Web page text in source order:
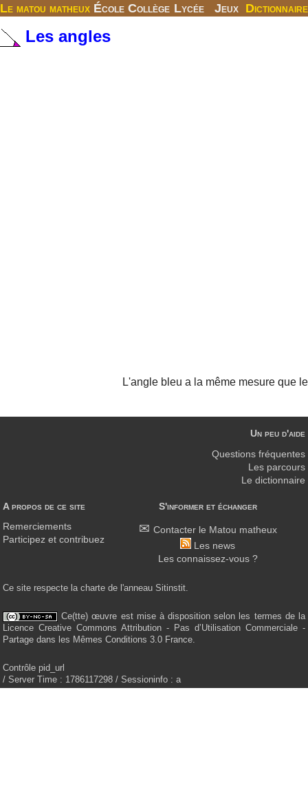
Le matou matheux École Collège Lycée Jeux Dictionnaire
Les angles
L'angle bleu a la même mesure que
A propos de ce site
Remerciements
Participez et contribuez
S'informer et échanger
Contacter le Matou matheux
Les news
Les connaissez-vous ?
Un peu d'aide
Questions fréquentes
Les parcours
Le dictionnaire
Ce site respecte la charte de l'anneau Sitinstit.
Ce(tte) œuvre est mise à disposition selon les termes de la
Licence Creative Commons Attribution - Pas d’Utilisation Commerciale -
Partage dans les Mêmes Conditions 3.0 France.
Contrôle pid_url
/ Server Time : 1786117298 / Sessioninfo : a